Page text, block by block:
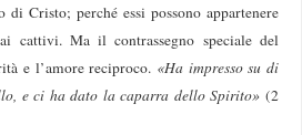
Cristo; perché essi possono appartenere
cattivi. Ma il contrassegno speciale del
e l’amore reciproco. «Ha impresso su di
e ci ha dato la caparra dello Spirito» (2